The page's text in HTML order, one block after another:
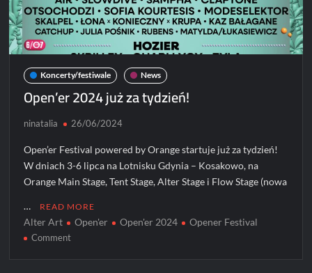
Koncerty/festiwale News
Open’er 2024 już za tydzień!
ninatalia 26/06/2024
Open’er Festival powered by Orange startuje już za tydzień!
W dniach 3-6 lipca na Lotnisku Gdynia – Kosakowo, na
Orange Main Stage, Tent Stage, Alter Stage i Flow Stage (nowa
… READ MORE
Alter Art Open'er Open'er 2024 Opener Festival
Commenton